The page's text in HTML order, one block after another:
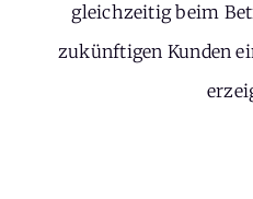
gleichzeitig beim
zukünftigen Kunden